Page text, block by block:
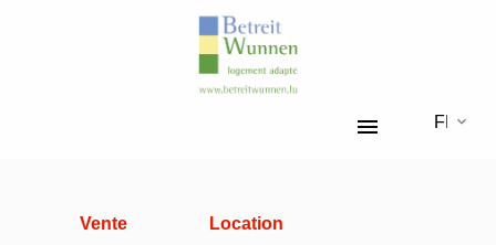
FR
Vente Location